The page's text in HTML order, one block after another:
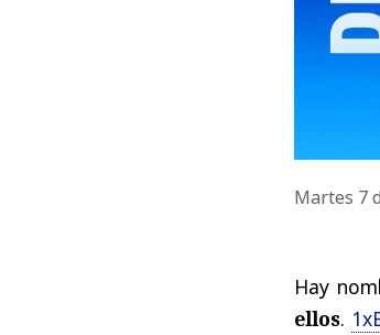
Martes 7
Hay
ellos.